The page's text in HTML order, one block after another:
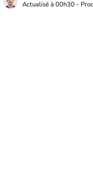
Actualisé à 00h30 -